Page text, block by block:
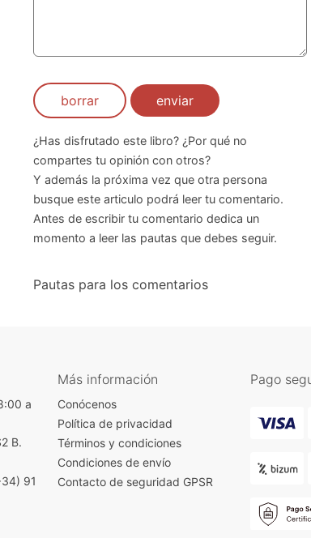
borrar enviar
¿Has disfrutado este libro? ¿Por qué no
compartes tu opinión con otros?
Y además la próxima vez que otra persona
busque este articulo podrá leer tu comentario.
Antes de escribir tu comentario dedica un
momento a leer las pautas que debes seguir.
Pautas para los comentarios
a
B.
91
Más información
Conócenos
Política de privacidad
Términos y condiciones
Condiciones de envío
Contacto de seguridad GPSR
Pago